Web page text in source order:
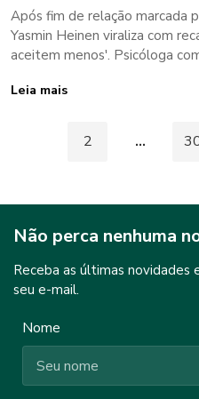
Após fim de relação marcada
Yasmin Heinen viraliza com
aceitem menos'. Psicóloga
Leia mais
Paginação
2 …
Não perca nenhuma
Receba as últimas
seu e-mail.
Nome